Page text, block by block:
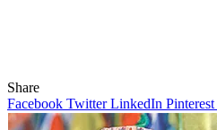
Share
Facebook Twitter LinkedIn Pinterest